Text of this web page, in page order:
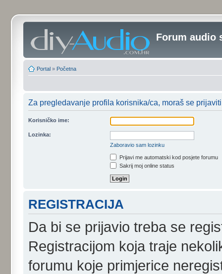
Forum audio
Portal » Početna
Za pregledavanje profila korisnika/ca, moraš se
Korisničko ime:
Lozinka:
Zaboravio sam lozinku
Prijavi me automatski kod posjete forumu
Sakrij moj online status
REGISTRACIJA
Da bi se prijavio treba se
Registracijom koja traje
forumu koje primjerice